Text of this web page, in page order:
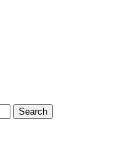
Search